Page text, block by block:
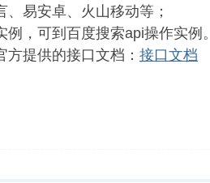
、易安卓、火山移动等；
，可到百度搜索api操作实例。
提供的接口文档： 接口文档